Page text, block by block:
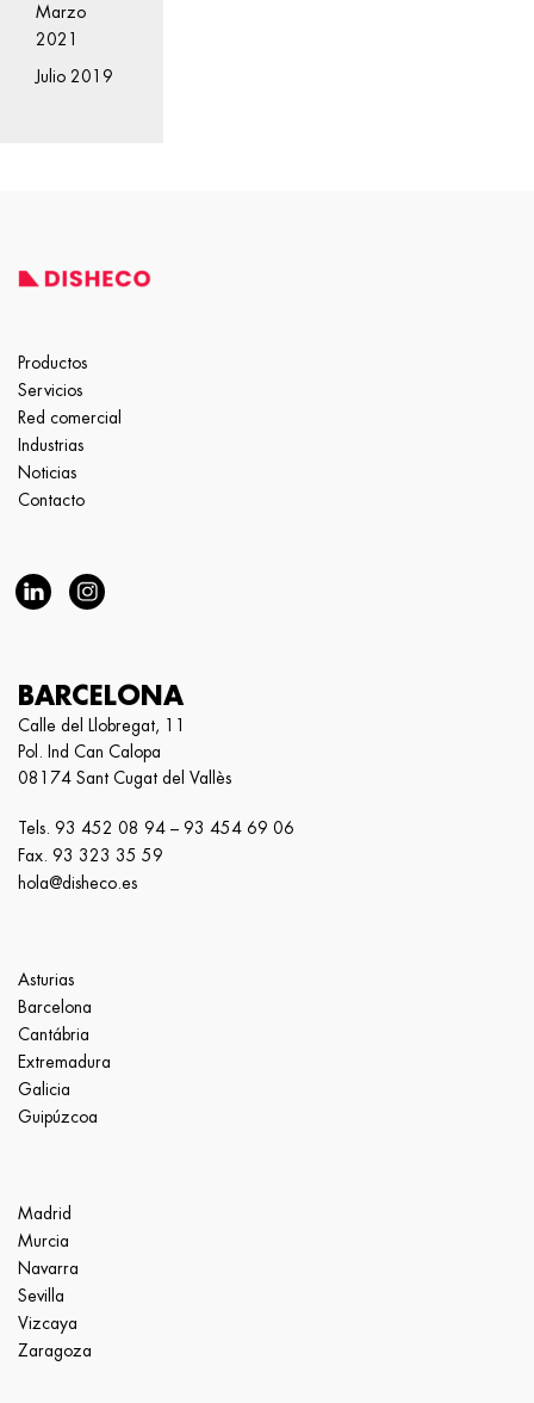
Marzo
2021
Julio 2019
Productos
Servicios
Red comercial
Industrias
Noticias
Contacto
BARCELONA
Calle del Llobregat, 11
Pol. Ind Can Calopa
08174 Sant Cugat del Vallès
Tels. 93 452 08 94 – 93 454 69 06
Fax. 93 323 35 59
hola@disheco.es
Asturias
Barcelona
Cantábria
Extremadura
Galicia
Guipúzcoa
Madrid
Murcia
Navarra
Sevilla
Vizcaya
Zaragoza